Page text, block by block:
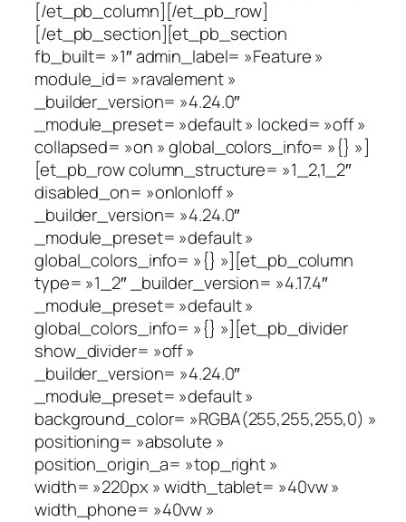
[/et_pb_column][/et_pb_row]
[/et_pb_section][et_pb_section
fb_built= »1″ admin_label= »Feature »
module_id= »ravalement »
_builder_version= »4.24.0″
_module_preset= »default » locked= »off »
collapsed= »on » global_colors_info= »{} »]
[et_pb_row column_structure= »1_2,1_2″
disabled_on= »on|on|off »
_builder_version= »4.24.0″
_module_preset= »default »
global_colors_info= »{} »][et_pb_column
type= »1_2″ _builder_version= »4.17.4″
_module_preset= »default »
global_colors_info= »{} »][et_pb_divider
show_divider= »off »
_builder_version= »4.24.0″
_module_preset= »default »
background_color= »RGBA(255,255,255,0) »
positioning= »absolute »
position_origin_a= »top_right »
width= »220px » width_tablet= »40vw »
width_phone= »40vw »